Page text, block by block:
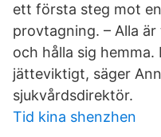
ett första steg mot
provtagning. – Alla
och hålla sig
jätteviktigt, säger
sjukvårdsdirektör.
Tid kina shenzhen